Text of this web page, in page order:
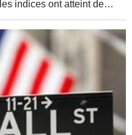
indices ont atteint de
détente de la...